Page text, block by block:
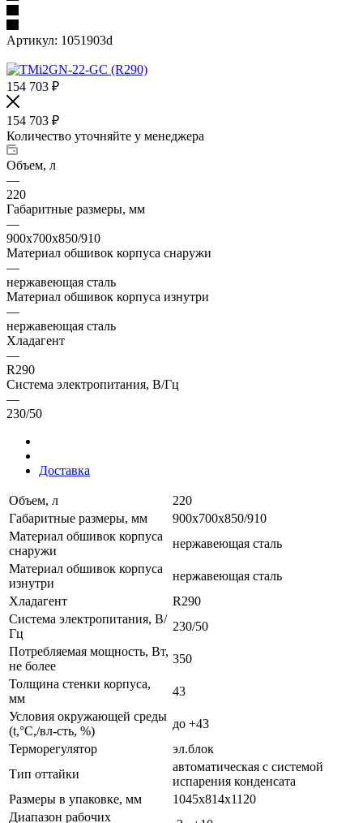
Артикул: 1051903d
154 703 ₽
154 703 ₽
Количество уточняйте у менеджера
Объем, л
—
220
Габаритные размеры, мм
—
900х700х850/910
Материал обшивок корпуса снаружи
—
нержавеющая сталь
Материал обшивок корпуса изнутри
—
нержавеющая сталь
Хладагент
—
R290
Система электропитания, В/Гц
—
230/50
Доставка
Объем, л
220
Габаритные размеры, мм
900х700х850/910
Материал обшивок корпуса
снаружи
нержавеющая сталь
Материал обшивок корпуса
изнутри
нержавеющая сталь
Хладагент
R290
Система электропитания, В/
Гц
230/50
Потребляемая мощность, Вт,
не более
350
Толщина стенки корпуса,
мм
43
Условия окружающей среды
(t,°C,/вл-сть, %)
до +43
Терморегулятор
эл.блок
Тип оттайки
автоматическая с системой
испарения конденсата
Размеры в упаковке, мм
1045х814х1120
Диапазон рабочих